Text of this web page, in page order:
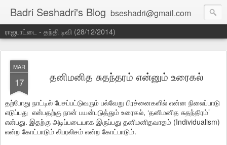
Badri Seshadri's Blog bseshadri@gmail.com
ராஜபாட்டை - தந்தி டிவி (28/12/2014)
MAR
17 தனிமனித சுதந்தரம் என்னும் உரைகல்
தற்போது நாட்டில் பேசப்பட்டுவரும் பல்வேறு பிரச்னைகளில் என்ன நிலைப்பாடு
எடுப்பது என்பதற்கு நான் பயன்படுத்தும் உரைகல், ‘தனிமனித சுதந்திரம்’
என்பது. இதற்கு அடிப்படையாக இருப்பது தனிமனிதவாதம் (Individualism)
என்ற கோட்பாடும் லிபரலிசம் என்ற கோட்பாடும்.